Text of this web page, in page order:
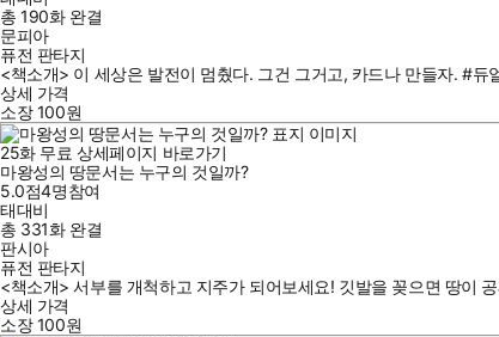
총 190화 완결
문피아
퓨전 판타지
<책소개> 이 세상은 발전이 멈췄다. 그건 그거고, 카드나 만들자. #듀
상세 가격
소장100원
25화 무료 상세페이지 바로가기
마왕성의 땅문서는 누구의 것일까?
5.0점4명참여
태대비
총 331화 완결
판시아
퓨전 판타지
<책소개> 서부를 개척하고 지주가 되어보세요! 깃발을 꽂으면 땅이
상세 가격
소장100원